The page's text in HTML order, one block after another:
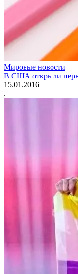
Мировые новости
В США открыли
15.01.2016
.